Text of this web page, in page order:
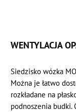
WENTYLACJA
Siedzisko wózka
Można je łatwo
rozkładane na
podnoszenia budki.